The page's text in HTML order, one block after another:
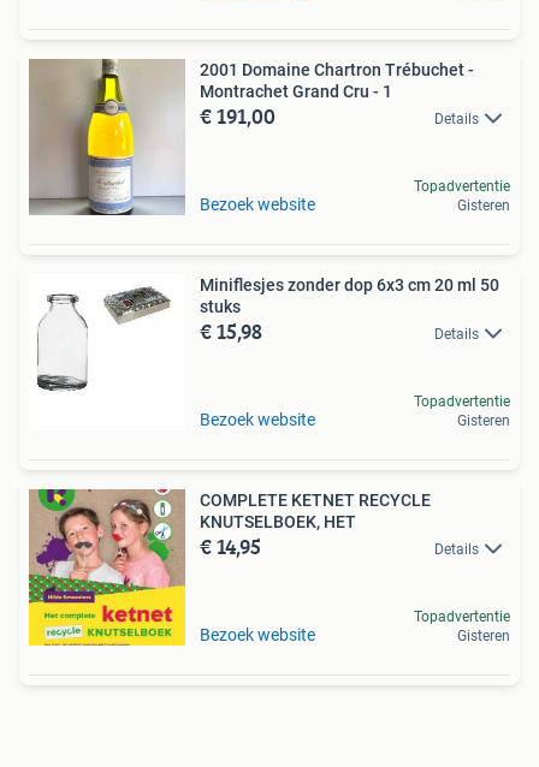
2001 Domaine Chartron Trébuchet -
Montrachet Grand Cru - 1
€ 191,00 Details
Bezoek website
Topadvertentie
Gisteren
Miniflesjes zonder dop 6x3 cm 20 ml 50
stuks
€ 15,98 Details
Bezoek website
Topadvertentie
Gisteren
COMPLETE KETNET RECYCLE
KNUTSELBOEK, HET
€ 14,95 Details
Bezoek website
Topadvertentie
Gisteren